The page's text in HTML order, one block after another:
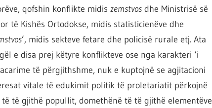
qofshin konflikte midis zemstvosdhe Ministrisë së
të Kishës Ortodokse, midis statisticienëve dhe
’, midis sekteve fetare dhe policisë rurale etj. Ata
e disa prej këtyre konflikteve ose nga karakteri ‘i
të përgjithshme, nuk e kuptojnë se agjitacioni
vitale të edukimit politik të proletariatit përkojnë
të gjithë popullit, domethënë të të gjithë elementëve